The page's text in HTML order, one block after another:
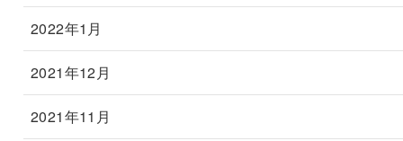
2022年1月
2021年12月
2021年11月